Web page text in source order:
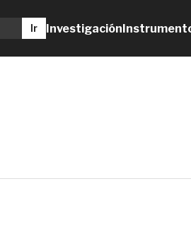
Ir Investigación